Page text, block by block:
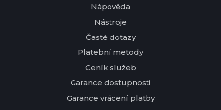
Nápověda
Nástroje
Časté dotazy
Platební metody
Ceník služeb
Garance dostupnosti
Garance vrácení platby